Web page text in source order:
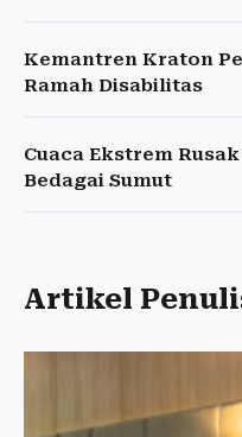
Kemantren Kraton
Ramah Disabilitas
Cuaca Ekstrem
Bedagai Sumut
Artikel